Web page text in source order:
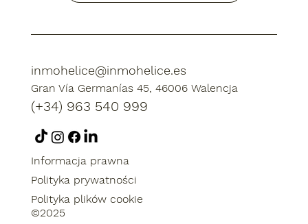
inmohelice@inmohelice.es
Gran Vía Germanías 45, 46006 Walencja
(+34) 963 540 999
Polityka prywatności
Informacja prawna
Polityka plików cookie
©2025